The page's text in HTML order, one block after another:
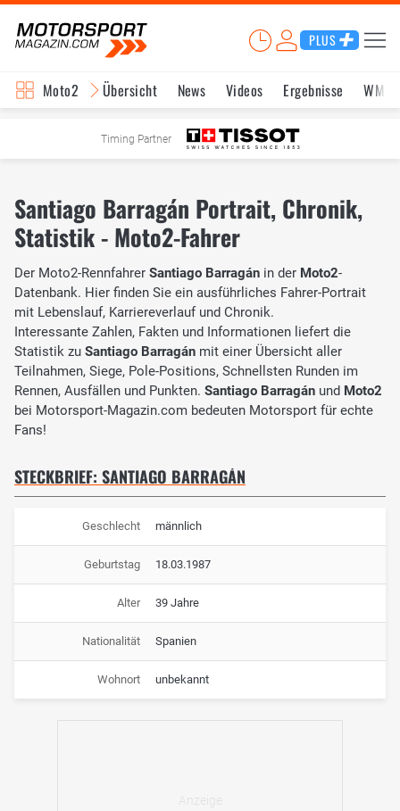
PLUS
Moto2 Übersicht News Videos Ergebnisse WM-
Timing Partner
Santiago Barragán Portrait, Chronik,
Statistik - Moto2-Fahrer
Der Moto2-Rennfahrer Santiago Barragán in der Moto2-
Datenbank. Hier finden Sie ein ausführliches Fahrer-Portrait
mit Lebenslauf, Karriereverlauf und Chronik.
Interessante Zahlen, Fakten und Informationen liefert die
Statistik zu Santiago Barragán mit einer Übersicht aller
Teilnahmen, Siege, Pole-Positions, Schnellsten Runden im
Rennen, Ausfällen und Punkten. Santiago Barragán und Moto2
bei Motorsport-Magazin.com bedeuten Motorsport für echte
Fans!
STECKBRIEF: SANTIAGO BARRAGÁN
Geschlecht männlich
Geburtstag 18.03.1987
Alter 39 Jahre
Nationalität Spanien
Wohnort unbekannt